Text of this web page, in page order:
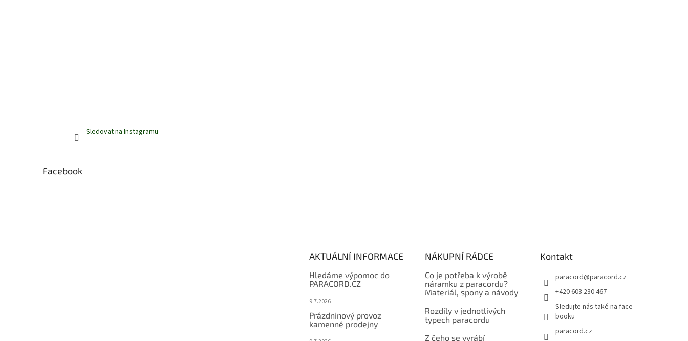
Sledovat na Instagramu
Facebook
AKTUÁLNÍ INFORMACE
Hledáme výpomoc do
PARACORD.CZ
9.7.2026
Prázdninový provoz
kamenné prodejny
NÁKUPNÍ RÁDCE
Co je potřeba k výrobě
náramku z paracordu?
Materiál, spony a návody
Rozdíly v jednotlivých
typech paracordu
Z čeho se vyrábí
Kontakt
paracord@paracord.cz
+420 603 230 467
Sledujte nás také na face
booku
paracord.cz